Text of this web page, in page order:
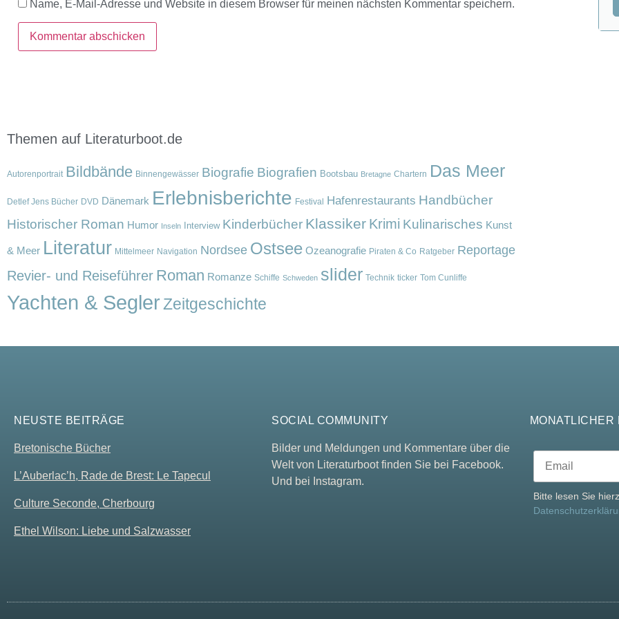
Name, E-Mail-Adresse und Website in diesem Browser für meinen nächsten Kommentar speichern.
Themen auf Literaturboot.de
Autorenportrait Bildbände Binnengewässer Biografie Biografien Bootsbau Bretagne Chartern Das Meer
Detlef Jens Bücher DVD Dänemark Erlebnisberichte Festival Hafenrestaurants Handbücher
Historischer Roman Humor Inseln Interview Kinderbücher Klassiker Krimi Kulinarisches Kunst
& Meer Literatur Mittelmeer Navigation Nordsee Ostsee Ozeanografie Piraten & Co Ratgeber Reportage
Revier- und Reiseführer Roman Romanze Schiffe Schweden slider Technik ticker Tom Cunliffe
Yachten & SeglerZeitgeschichte
NEUSTE BEITRÄGE
Bretonische Bücher
L’Auberlac’h, Rade de Brest: Le Tapecul
Culture Seconde, Cherbourg
Ethel Wilson: Liebe und Salzwasser
SOCIAL COMMUNITY
Bilder und Meldungen und Kommentare über die
Welt von Literaturboot finden Sie bei Facebook.
Und bei Instagram.
MONATLICHER
Bitte lesen Sie